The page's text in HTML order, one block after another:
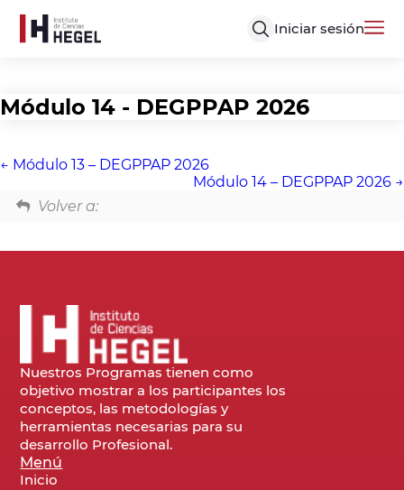
Iniciar sesión
Módulo 14 - DEGPPAP 2026
Módulo 13 – DEGPPAP 2026
Módulo 14 – DEGPPAP 2026
Volver a:
Nuestros Programas tienen como
objetivo mostrar a los participantes los
conceptos, las metodologías y
herramientas necesarias para su
desarrollo Profesional.
Menú
Inicio